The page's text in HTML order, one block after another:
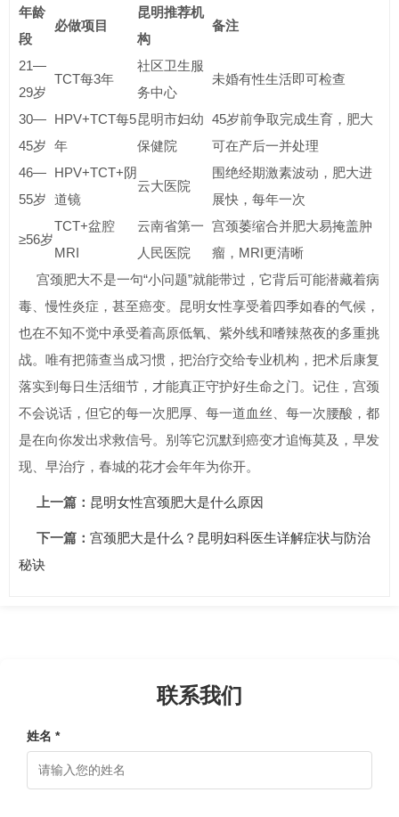
年龄
段
必做项目
昆明推荐机
构
备注
21—
29岁
TCT每3年
社区卫生服
务中心
未婚有性生活即可检查
30—
45岁
HPV+TCT每5
年
昆明市妇幼
保健院
45岁前争取完成生育，肥大
可在产后一并处理
46—
55岁
HPV+TCT+阴
道镜
云大医院
围绝经期激素波动，肥大进
展快，每年一次
≥56岁
TCT+盆腔
MRI
云南省第一
人民医院
宫颈萎缩合并肥大易掩盖肿
瘤，MRI更清晰
宫颈肥大不是一句“小问题”就能带过，它背后可能潜藏着病
毒、慢性炎症，甚至癌变。昆明女性享受着四季如春的气候，
也在不知不觉中承受着高原低氧、紫外线和嗜辣熬夜的多重挑
战。唯有把筛查当成习惯，把治疗交给专业机构，把术后康复
落实到每日生活细节，才能真正守护好生命之门。记住，宫颈
不会说话，但它的每一次肥厚、每一道血丝、每一次腰酸，都
是在向你发出求救信号。别等它沉默到癌变才追悔莫及，早发
现、早治疗，春城的花才会年年为你开。
上一篇： 昆明女性宫颈肥大是什么原因
下一篇： 宫颈肥大是什么？昆明妇科医生详解症状与防治
秘诀
联系我们
姓名 *